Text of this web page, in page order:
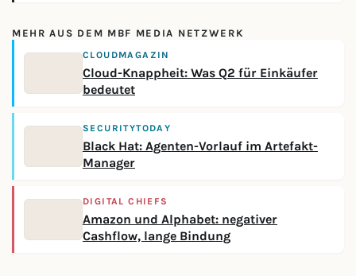
MEHR AUS DEM MBF MEDIA NETZWERK
CLOUDMAGAZIN
Cloud-Knappheit: Was Q2 für Einkäufer
bedeutet
SECURITYTODAY
Black Hat: Agenten-Vorlauf im Artefakt-
Manager
DIGITAL CHIEFS
Amazon und Alphabet: negativer
Cashflow, lange Bindung